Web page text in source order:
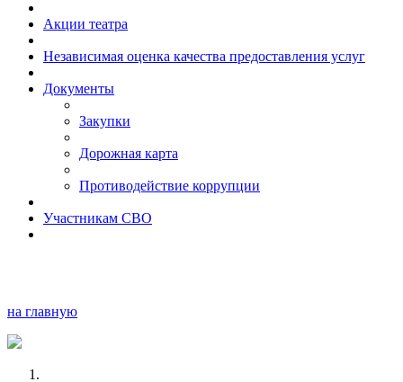
Акции театра
Независимая оценка качества предоставления услуг
Документы
Закупки
Дорожная карта
Противодействие коррупции
Участникам СВО
на главную